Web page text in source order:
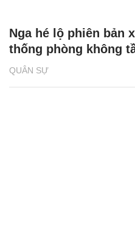
QUÂN SỰ
Nga hé lộ phiên bản
thống phòng không